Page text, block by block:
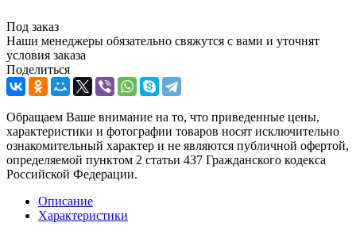
Под заказ
Наши менеджеры обязательно свяжутся с вами и уточнят
условия заказа
Поделиться
Обращаем Ваше внимание на то, что приведенные цены,
характеристики и фотографии товаров носят исключительно
ознакомительный характер и не являются публичной офертой,
определяемой пунктом 2 статьи 437 Гражданского кодекса
Российской Федерации.
Описание
Характеристики